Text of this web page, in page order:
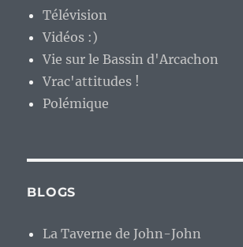
Télévision
Vidéos :)
Vie sur le Bassin d'Arcachon
Vrac'attitudes !
Polémique
BLOGS
La Taverne de John-John